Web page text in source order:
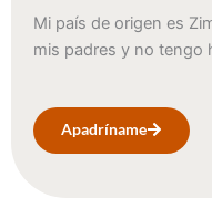
Mi país de origen es
mis padres y no tengo
Apadríname